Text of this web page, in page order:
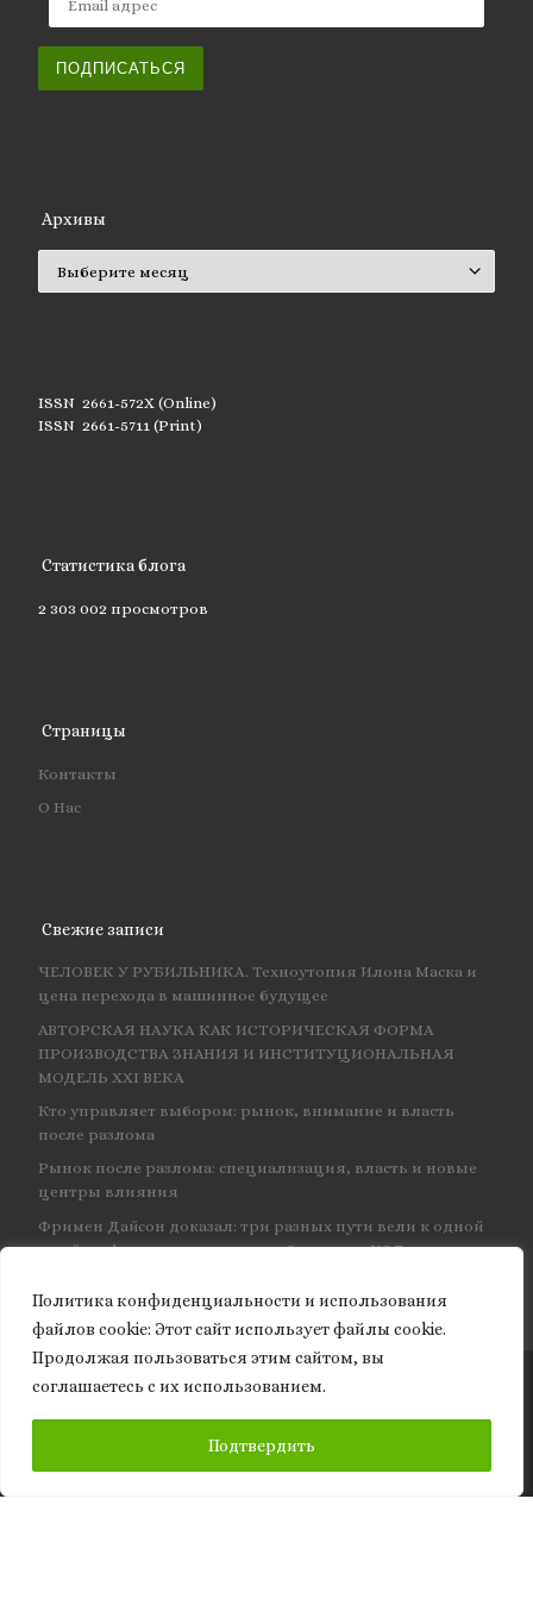
Политика конфиденциальности и использования
файлов сookie: Этот сайт использует файлы cookie.
Продолжая пользоваться этим сайтом, вы
соглашаетесь с их использованием.
Подтвердить
ПОДПИСАТЬСЯ
Архивы
ISSN 2661-572X (Online)
ISSN 2661-5711 (Print)
Статистика блога
2 303 002 просмотров
Страницы
Контакты
О Нас
Свежие записи
ЧЕЛОВЕК У РУБИЛЬНИКА. Техноутопия Илона Маска и
цена перехода в машинное будущее
АВТОРСКАЯ НАУКА КАК ИСТОРИЧЕСКАЯ ФОРМА
ПРОИЗВОДСТВА ЗНАНИЯ И ИНСТИТУЦИОНАЛЬНАЯ
МОДЕЛЬ XXI ВЕКА
Кто управляет выбором: рынок, внимание и власть
после разлома
Рынок после разлома: специализация, власть и новые
центры влияния
Фримен Дайсон доказал: три разных пути вели к одной
и той же физике — и навсегда объединил КЭД
© 2026Granite of science– Все права защищены